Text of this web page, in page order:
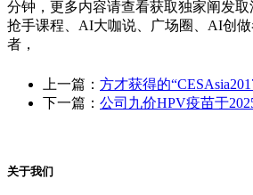
分钟，更多内容请查看获取独家阐发取
抢手课程、AI大咖说、广场圈、AI创
者，
上一篇： 方才获得的
下一篇： 公司九价HPV疫苗于
关于我们